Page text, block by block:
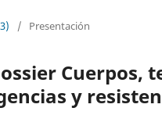
/ Presentación
Cuerpos,
y